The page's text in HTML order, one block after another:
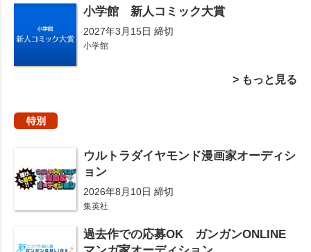
小学館 新人コミック大賞
2027年3月15日 締切
小学館
> もっと見る
特別
ウルトラダイヤモンド漫画家オーディシ
ョン
2026年8月10日 締切
集英社
過去作での応募OK ガンガンONLINE